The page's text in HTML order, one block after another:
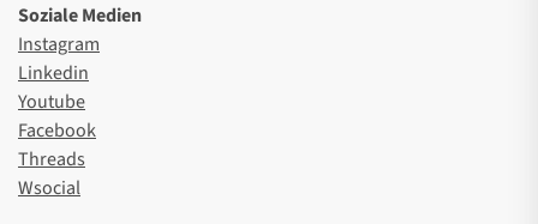
Soziale Medien
Instagram
Linkedin
Youtube
Facebook
Threads
Wsocial